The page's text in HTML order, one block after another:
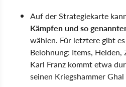
Auf der Strategiekarte
Kämpfen und so
wählen. Für letztere gibt
Belohnung: Items,
Karl Franz kommt etwa
seinen Kriegshammer